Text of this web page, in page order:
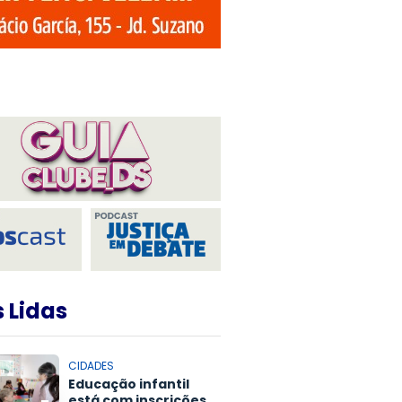
Lidas
CIDADES
Educação infantil